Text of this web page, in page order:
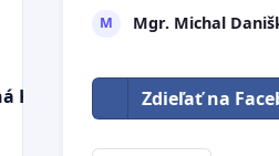
M Mgr. Michal
Zdieľať na
Karta